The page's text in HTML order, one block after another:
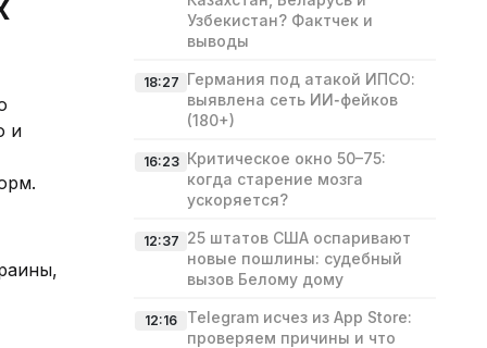
и
Узбекистан? Фактчек и
выводы
18:27 Германия под атакой ИПСО:
выявлена сеть ИИ‑фейков
(180+)
16:23 Критическое окно 50–75:
когда старение мозга
ускоряется?
12:37 25 штатов США оспаривают
новые пошлины: судебный
вызов Белому дому
12:16
Telegram исчез из App Store:
проверяем причины и что